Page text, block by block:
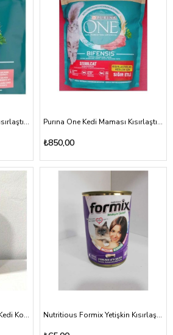
Purına One Kedi Maması Kısırlaştırılmış Kediler İçin Somunlu 1500 Gr Purına One Kedi Maması Kısırlaştırılmış Kediler İçin Sığır Eti 1500 Gr
₺850,00
Nutritious Formix Yetişkin Kedi Konserve Maması Tavuklu 400gr Nutritious Formix Yetişkin Kısırlaştırılmış Kedi Konserve Maması Somonlu 400gr